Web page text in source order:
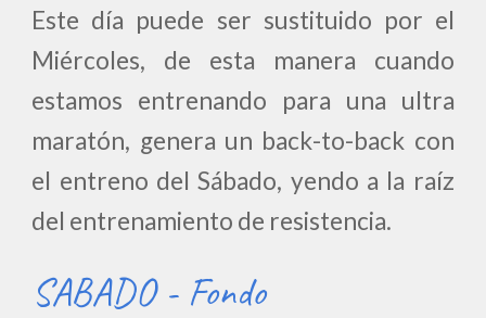
Este día puede ser sustituido por el
Miércoles, de esta manera cuando
estamos entrenando para una ultra
maratón, genera un back-to-back con
el entreno del Sábado, yendo a la raíz
del entrenamiento de resistencia.
SABADO - Fondo